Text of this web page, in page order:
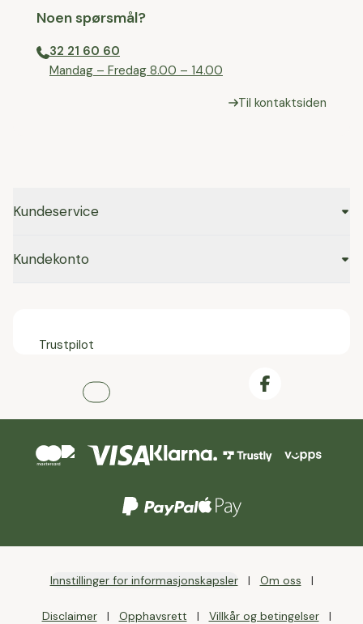
Noen spørsmål?
32 21 60 60
⁠Mandag – Fredag 8.00 – 14.00
Til kontaktsiden
Kundeservice
Kundekonto
Trustpilot
Innstillinger for informasjonskapsler Om oss
Disclaimer Opphavsrett Villkår og betingelser